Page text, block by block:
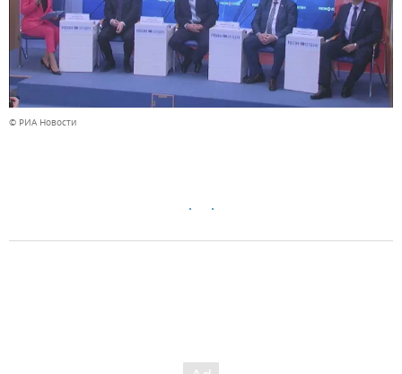
© РИА Новости